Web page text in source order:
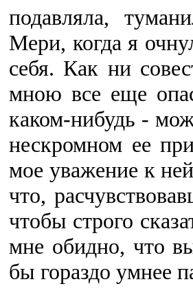
подавляла,
Мери, когда я
себя. Как ни
мною все еще
каком-нибудь -
нескромном ее
мое уважение к
что,
чтобы строго
мне обидно, что
бы гораздо умнее